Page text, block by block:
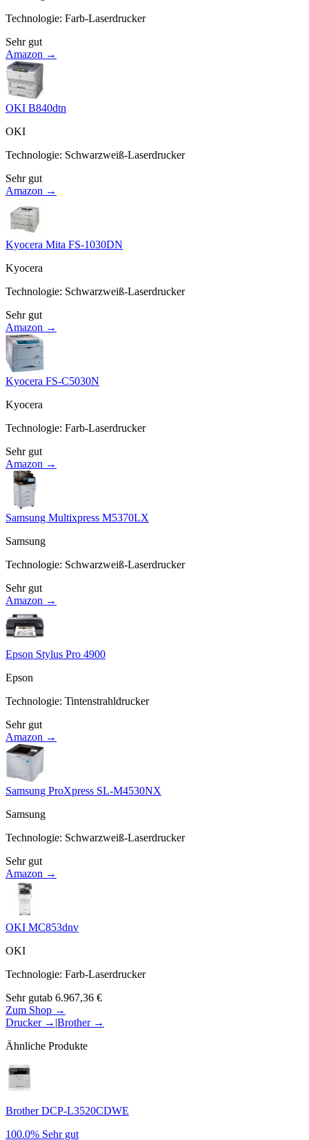
Technologie: Farb-Laserdrucker
Sehr gut
Amazon →
OKI B840dtn
OKI
Technologie: Schwarzweiß-Laserdrucker
Sehr gut
Amazon →
Kyocera Mita FS-1030DN
Kyocera
Technologie: Schwarzweiß-Laserdrucker
Sehr gut
Amazon →
Kyocera FS-C5030N
Kyocera
Technologie: Farb-Laserdrucker
Sehr gut
Amazon →
Samsung Multixpress M5370LX
Samsung
Technologie: Schwarzweiß-Laserdrucker
Sehr gut
Amazon →
Epson Stylus Pro 4900
Epson
Technologie: Tintenstrahldrucker
Sehr gut
Amazon →
Samsung ProXpress SL-M4530NX
Samsung
Technologie: Schwarzweiß-Laserdrucker
Sehr gut
Amazon →
OKI MC853dnv
OKI
Technologie: Farb-Laserdrucker
Sehr gutab 6.967,36 €
Zum Shop →
Drucker→ |Brother→
Ähnliche Produkte
Brother DCP-L3520CDWE
100.0% Sehr gut